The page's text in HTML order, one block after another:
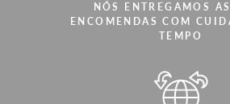
NÓS ENTREGAMOS
ENCOMENDAS COM
TEMPO